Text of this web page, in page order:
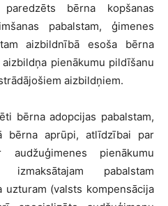
bērna kopšanas
pabalstam, ģimenes
aizbildnībā esoša bērna
pienākumu pildīšanu
aizbildņiem.
bērna adopcijas pabalstam,
bērna aprūpi, atlīdzībai par
pienākumu
izmaksātajam pabalstam
uzturam (valsts kompensācija